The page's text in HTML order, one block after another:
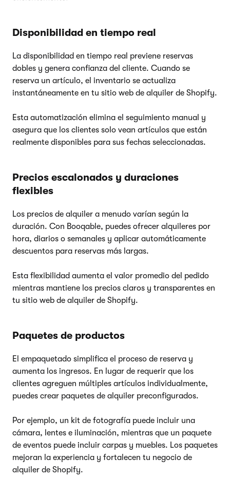
Disponibilidad en tiempo real
La disponibilidad en tiempo real previene reservas
dobles y genera confianza del cliente. Cuando se
reserva un artículo, el inventario se actualiza
instantáneamente en tu sitio web de alquiler de Shopify.
Esta automatización elimina el seguimiento manual y
asegura que los clientes solo vean artículos que están
realmente disponibles para sus fechas seleccionadas.
Precios escalonados y duraciones
flexibles
Los precios de alquiler a menudo varían según la
duración. Con Booqable, puedes ofrecer alquileres por
hora, diarios o semanales y aplicar automáticamente
descuentos para reservas más largas.
Esta flexibilidad aumenta el valor promedio del pedido
mientras mantiene los precios claros y transparentes en
tu sitio web de alquiler de Shopify.
Paquetes de productos
El empaquetado simplifica el proceso de reserva y
aumenta los ingresos. En lugar de requerir que los
clientes agreguen múltiples artículos individualmente,
puedes crear paquetes de alquiler preconfigurados.
Por ejemplo, un kit de fotografía puede incluir una
cámara, lentes e iluminación, mientras que un paquete
de eventos puede incluir carpas y muebles. Los paquetes
mejoran la experiencia y fortalecen tu negocio de
alquiler de Shopify.